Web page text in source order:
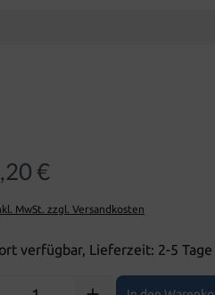
€
MwSt. zzgl. Versandkosten
verfügbar, Lieferzeit: 2-5 Tage
Anzahl: Gib den gewünschten